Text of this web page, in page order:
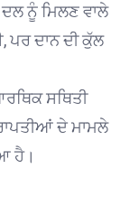
ਦਲ ਨੂੰ ਮਿਲਣ ਵਾਲੇ
ਪਰ ਦਾਨ ਦੀ ਕੁੱਲ
ਸਥਿਤੀ
ਦੇ ਮਾਮਲੇ
ਹੈ।